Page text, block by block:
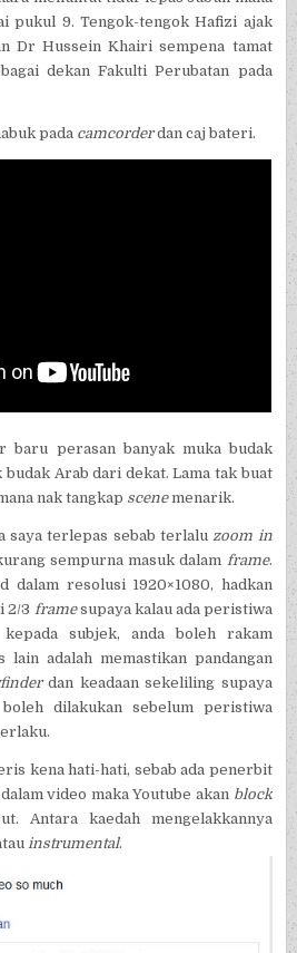
pukul 9. Tengok-tengok Hafizi ajak
Dr Hussein Khairi sempena tamat
dekan Fakulti Perubatan pada
pada camcorderdan caj bateri.
baru perasan banyak muka budak
Arab dari dekat. Lama tak buat
nak tangkap scenemenarik.
saya terlepas sebab terlalu zoom in
sempurna masuk dalam frame.
dalam resolusi 1920×1080, hadkan
2/3 framesupaya kalau ada peristiwa
subjek, anda boleh rakam
adalah memastikan pandangan
dan keadaan sekeliling supaya
dilakukan sebelum peristiwa
kena hati-hati, sebab ada penerbit
video maka Youtube akan block
Antara kaedah mengelakkannya
instrumental.